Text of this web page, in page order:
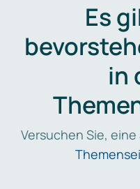
Es
in
Versuchen Sie,